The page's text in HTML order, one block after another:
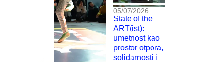
05/07/2026
State of the
ART(ist):
umetnost kao
prostor otpora,
solidarnosti i